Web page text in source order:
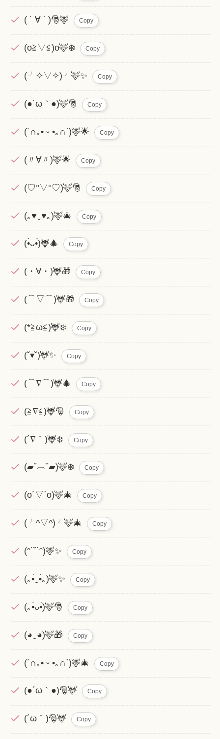
( ´ ∀ ` )🎅🦌 Copy
(o≧▽≦)o🦌❄️ Copy
(╯✧▽✧)╯🦌✨ Copy
(●´ω｀●)🦌🎅 Copy
(´∩｡• ᵕ •｡∩`)🦌🌟 Copy
(〃∀〃)🦌🌟 Copy
(♡°▽°♡)🦌🎅 Copy
(｡♥‿♥｡)🦌🎄 Copy
(•̀ᴗ•́)🦌🎄 Copy
(・∀・)🦌🎁 Copy
(⌒▽⌒)🦌🎁 Copy
(*≧ω≦)🦌❄️ Copy
(˘▾˘)🦌✨ Copy
(⌒∇⌒)🦌🎄 Copy
(≧∇≦)🦌🎅 Copy
(´∇｀)🦌❄️ Copy
(▰˘︹˘▰)🦌❄️ Copy
(o´▽`o)🦌🎄 Copy
(╯^▽^)╯🦌🎄 Copy
(ᵔ˙˘˙ᵔ)🦌✨ Copy
(｡•́‿•̀｡)🦌✨ Copy
(｡•̀ᴗ•́)🦌🎅 Copy
(◕‿◕)🦌🎁 Copy
(´∩｡• ᵕ •｡∩`)🦌🎄 Copy
(●´ω｀●)🎅🦌 Copy
(´ω｀)🎅🦌 Copy